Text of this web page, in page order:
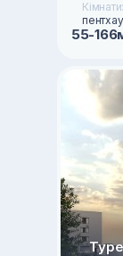
Кімнати:
55-